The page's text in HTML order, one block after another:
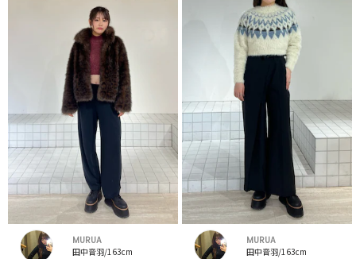
MURUA
田中音羽/163cm
MURUA
田中音羽/163cm